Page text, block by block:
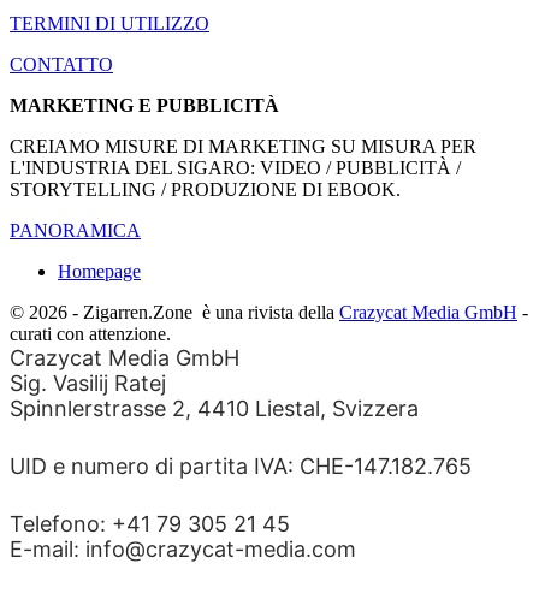
TERMINI DI UTILIZZO
CONTATTO
MARKETING E PUBBLICITÀ
CREIAMO MISURE DI MARKETING SU MISURA PER
L'INDUSTRIA DEL SIGARO: VIDEO / PUBBLICITÀ /
STORYTELLING / PRODUZIONE DI EBOOK.
PANORAMICA
Homepage
© 2026 - Zigarren.Zone è una rivista della Crazycat Media GmbH -
curati con attenzione.
Crazycat Media GmbH
Sig. Vasilij Ratej
Spinnlerstrasse 2, 4410 Liestal, Svizzera
UID e numero di partita IVA: CHE-147.182.765
Telefono: +41 79 305 21 45
E-mail: info@crazycat-media.com